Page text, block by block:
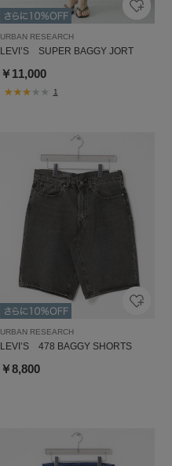
URBAN RESEARCH
LEVI’S SUPER BAGGY JORT
￥11,000
1
URBAN RESEARCH
LEVI’S 478 BAGGY SHORTS
￥8,800